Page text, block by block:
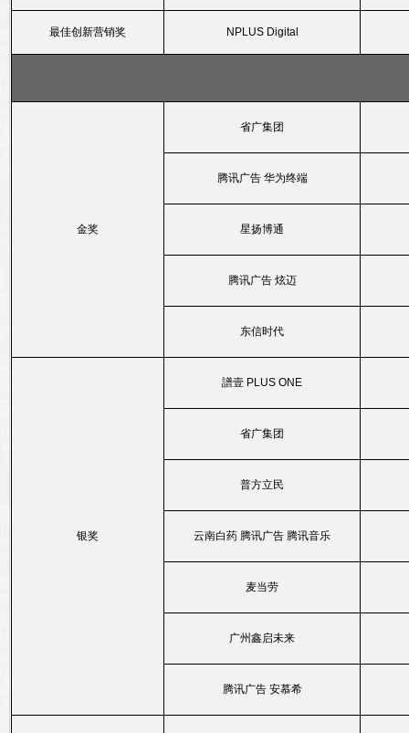
最佳创新营销奖 NPLUS Digital
金奖
省广集团
腾讯广告 华为终端
星扬博通
腾讯广告 炫迈
东信时代
银奖
譜壹 PLUS ONE
省广集团
普方立民
云南白药 腾讯广告 腾讯音乐
麦当劳
广州鑫启未来
腾讯广告 安慕希